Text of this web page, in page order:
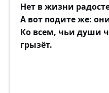
Нет в жизни
А вот подите же:
Ко всем, чьи души
грызёт.